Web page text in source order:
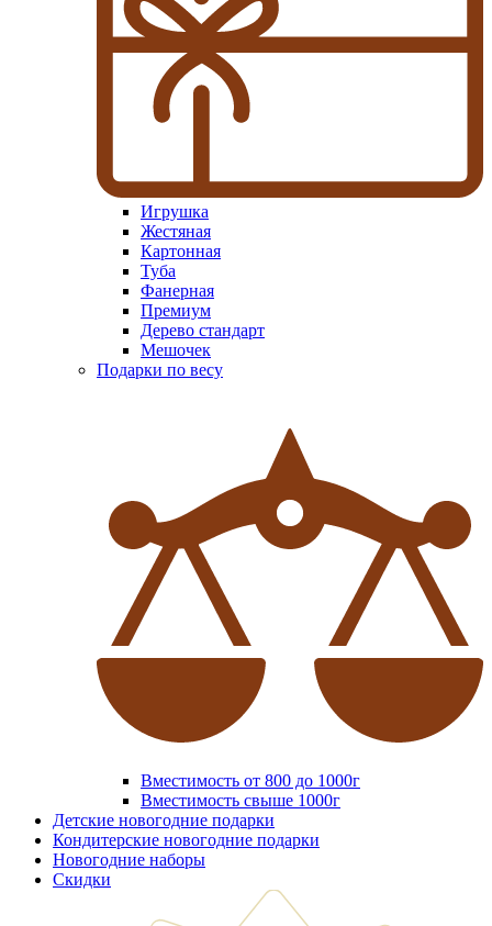
Игрушка
Жестяная
Картонная
Туба
Фанерная
Премиум
Дерево стандарт
Мешочек
Подарки по весу
Вместимость от 800 до 1000г
Вместимость свыше 1000г
Детские новогодние подарки
Кондитерские новогодние подарки
Новогодние наборы
Скидки